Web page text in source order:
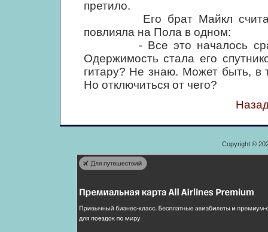
претило.
Его брат Майкл считает,
повлияла на Пола в одном:
- Все это началось сразу
Одержимость стала его
гитару? Не знаю. Может быть, в
Но отключиться от чего?
Copyright ©